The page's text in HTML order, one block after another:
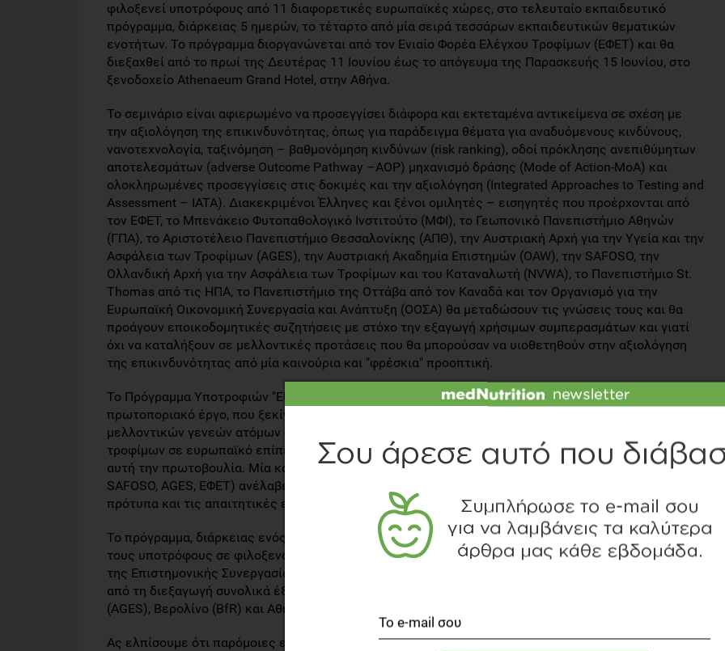
φιλοξενεί υποτρόφους από 11 διαφορετικές ευρωπαϊκές χώρες, στο τελευταίο εκπαιδευτικό
πρόγραμμα, διάρκειας 5 ημερών, το τέταρτο από μία σειρά τεσσάρων εκπαιδευτικών θεματικών
ενοτήτων. Το πρόγραμμα διοργανώνεται από τον Ενιαίο Φορέα Ελέγχου Τροφίμων (ΕΦΕΤ) και θα
διεξαχθεί από το πρωί της Δευτέρας 11 Ιουνίου έως το απόγευμα της Παρασκευής 15 Ιουνίου, στο
ξενοδοχείο Athenaeum Grand Hotel, στην Αθήνα.
Το σεμινάριο είναι αφιερωμένο να προσεγγίσει διάφορα και εκτεταμένα αντικείμενα σε σχέση με
την αξιολόγηση της επικινδυνότητας, όπως για παράδειγμα θέματα για αναδυόμενους κινδύνους,
νανοτεχνολογία, ταξινόμηση – βαθμονόμηση κινδύνων (risk ranking), οδοί πρόκλησης ανεπιθύμητων
αποτελεσμάτων (adverse Outcome Pathway –AOP) μηχανισμό δράσης (Mode of Action-MoA) και
ολοκληρωμένες προσεγγίσεις στις δοκιμές και την αξιολόγηση (Integrated Approaches to Testing and
Assessment – IATA). Διακεκριμένοι Έλληνες και ξένοι ομιλητές – εισηγητές που προέρχονται από
τον ΕΦΕΤ, το Μπενάκειο Φυτοπαθολογικό Ινστιτούτο (ΜΦΙ), το Γεωπονικό Πανεπιστήμιο Αθηνών
(ΓΠΑ), το Αριστοτέλειο Πανεπιστήμιο Θεσσαλονίκης (ΑΠΘ), την Αυστριακή Αρχή για την Υγεία και την
Ασφάλεια των Τροφίμων (AGES), την Αυστριακή Ακαδημία Επιστημών (OAW), την SAFOSO, την
Ολλανδική Αρχή για την Ασφάλεια των Τροφίμων και του Καταναλωτή (NVWA), το Πανεπιστήμιο St.
Thomas από τις ΗΠΑ, το Πανεπιστήμιο της Οττάβα από τον Καναδά και τον Οργανισμό για την
Ευρωπαϊκή Οικονομική Συνεργασία και Ανάπτυξη (ΟΟΣΑ) θα μεταδώσουν τις γνώσεις τους και θα
προάγουν εποικοδομητικές συζητήσεις με στόχο την εξαγωγή χρήσιμων συμπερασμάτων και γιατί
όχι να καταλήξουν σε μελλοντικές προτάσεις που θα μπορούσαν να υιοθετηθούν στην αξιολόγηση
της επικινδυνότητας από μία καινούρια και "φρέσκια" προοπτική.
Το Πρόγραμμα Υποτροφιών "EU-FORA" (European Food Risk Assessment) αποτελεί ένα ευρωπαϊκό
πρωτοποριακό έργο, που ξεκίνησε με πρωτοβουλία της EFSA, στοχεύοντας στην εκπαίδευση
μελλοντικών γενεών ατόμων - αξιολογητών της επικινδυνότητας στον τομέα της ασφάλειας των
τροφίμων σε ευρωπαϊκό επίπεδο. Καταναλωτές ανά την Ευρώπη αναμένεται να επωφεληθούν από
αυτή την πρωτοβουλία. Μία κοινοπραξία, τεσσάρων μερών, διευθυνόμενη από την AGES (BfR,
SAFOSO, AGES, ΕΦΕΤ) ανέλαβε να υλοποιήσει το πρόγραμμα "EU-FORA" και να προσεγγίσει τα υψηλά
πρότυπα και τις απαιτητικές εκπαιδευτικές ανάγκες που είχαν τεθεί από πλευράς EFSA.
Το πρόγραμμα, διάρκειας ενός έτους, συνδυάζει την "εκμάθηση μέσω της εργασίας" τοποθετώντας
τους υποτρόφους σε φιλοξενούντες οργανισμούς σε διαφορετικά μέρη (που εμπίπτουν στο Δίκτυο
της Επιστημονικής Συνεργασίας της EFSA, συγκεκριμένα στο άρθρο 36), ενισχυόμενο περαιτέρω
από τη διεξαγωγή συνολικά έξι εβδομάδων εκπαίδευσης που υλοποιήθηκαν σε Πάρμα (EFSA), Βιέννη
(AGES), Βερολίνο (BfR) και Αθήνα (ΕΦΕΤ).
Ας ελπίσουμε ότι παρόμοιες εκπαιδευτικές πρωτοβουλίες θα συνεχίσουν να κερδίζουν έδαφος σε